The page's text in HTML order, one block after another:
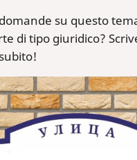
su questo
di tipo giuridico?